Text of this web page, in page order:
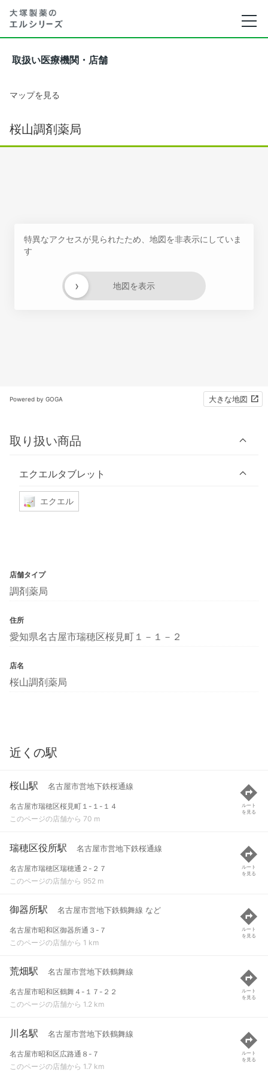
取扱い医療機関・店舗
マップを見る
桜山調剤薬局
特異なアクセスが見られたため、地図を非表示にしていま
す
地図を表示
›
Powered by GOGA 大きな地図
取り扱い商品
エクエルタブレット
エクエル
店舗タイプ
調剤薬局
住所
愛知県名古屋市瑞穂区桜見町１－１－２
店名
桜山調剤薬局
近くの駅
桜山駅 名古屋市営地下鉄桜通線
名古屋市瑞穂区桜見町１-１-１４
このページの店舗から 70 m
ルート
を見る
瑞穂区役所駅 名古屋市営地下鉄桜通線
名古屋市瑞穂区瑞穂通２-２７
このページの店舗から 952 m
ルート
を見る
御器所駅 名古屋市営地下鉄鶴舞線 など
名古屋市昭和区御器所通３-７
このページの店舗から 1 km
ルート
を見る
荒畑駅 名古屋市営地下鉄鶴舞線
名古屋市昭和区鶴舞４-１７-２２
このページの店舗から 1.2 km
ルート
を見る
川名駅 名古屋市営地下鉄鶴舞線
名古屋市昭和区広路通８-７
このページの店舗から 1.7 km
ルート
を見る